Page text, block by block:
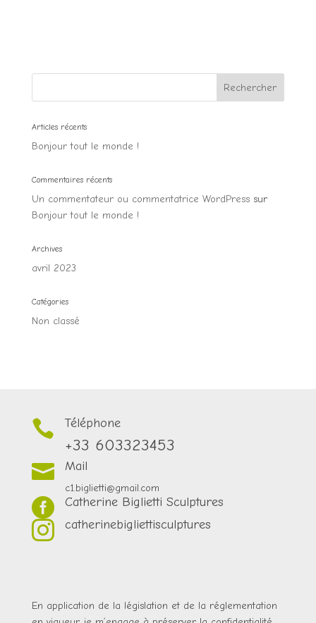
Rechercher
Articles récents
Bonjour tout le monde !
Commentaires récents
Un commentateur ou commentatrice WordPresssur
Bonjour tout le monde !
Archives
avril 2023
Catégories
Non classé
 Téléphone
+33 603323453
 Mail
c1.biglietti@gmail.com
 Catherine Biglietti Sculptures
 catherinebigliettisculptures
En application de la législation et de la réglementation